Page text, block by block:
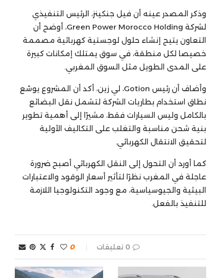
وذكر المصدر عينه أن فيل جنكينز، الرئيس التنفيذي
لشركة Green Power Morocco Holding، أوضح أن
التعاون يتيح إنشاء حلول لوجستية كهربائية مصممة
خصيصا لكل منطقة، في سوق يمتلك إمكانات كبيرة
على المدى الطويل مثل السوق المغربي.
وأضاف أن رئيس Gotion، لي زين، أكد أن المشروع يوسّع
نطاق استخدام بطاريات الشركة لتشمل نقل البضائع
بالكامل وليس السيارات فقط، مشيرًا إلى أهمية تطوير
بنية شحن مناسبة والتغلب على التكاليف الأولية
لتحقيق الانتقال الكهربائي.
كما أورد أن التحول إلى النقل الكهربائي أصبح ضرورة
عاجلة في المغرب نظرًا لتأثير أسعار الوقود والاعتبارات
البيئية والجيوسياسية، مع وجود التكنولوجيا اللازمة
للتنفيذ بالفعل.
0 تعليقات 0